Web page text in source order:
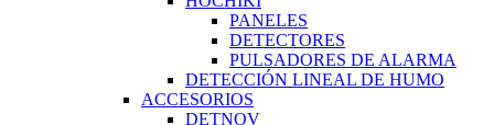
PANELES
DETECTORES
PULSADORES DE ALARMA
DETECCIÓN LINEAL DE HUMO
ACCESORIOS
DETNOV